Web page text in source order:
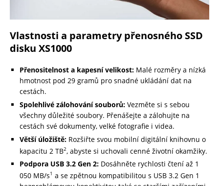
Vlastnosti a parametry přenosného SSD
disku XS1000
Přenositelnost a kapesní velikost: Malé rozměry a nízká
hmotnost pod 29 gramů pro snadné ukládání dat na
cestách.
Spolehlivé zálohování souborů: Vezměte si s sebou
všechny důležité soubory. Přenášejte a zálohujte na
cestách své dokumenty, velké fotografie i videa.
Větší úložiště: Rozšiřte svou mobilní digitální knihovnu o
kapacitu 2 TB2, abyste si uchovali cenné životní okamžiky.
Podpora USB 3.2 Gen 2: Dosáhněte rychlosti čtení až 1
050 MB/s1 a se zpětnou kompatibilitou s USB 3.2 Gen 1